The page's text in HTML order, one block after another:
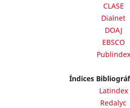
CLASE
Dialnet
DOAJ
EBSCO
Publindex
Índices
Latindex
Redalyc